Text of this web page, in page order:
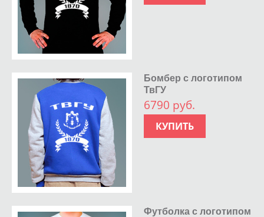
Бомбер с логотипом
ТвГУ
6790 руб.
КУПИТЬ
Футболка с логотипом